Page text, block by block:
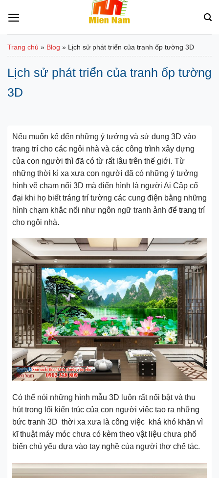
qua
Trang chủ » Blog » Lịch sử phát triển của tranh ốp tường 3D
Lịch sử phát triển của tranh ốp tường
3D
Nếu muốn kể đến những ý tưởng và sử dụng 3D vào
trang trí cho các ngôi nhà và các công trình xây dựng
của con người thì đã có từ rất lâu trên thế giới. Từ
những thời kì xa xưa con người đã có những ý tưởng
hình vẽ chạm nổi 3D mà điển hình là người Ai Cập cổ
đại khi họ biết tráng trí tường các cung điện bằng những
hình chạm khắc nổi như ngôn ngữ tranh ảnh để trang trí
cho ngôi nhà.
Có thể nói những hình mẫu 3D luôn rất nổi bật và thu
hút trong lối kiến trúc của con người việc tạo ra những
bức tranh 3D thời xa xưa là công việc khá khó khăn vì
kĩ thuật máy móc chưa có kèm theo vật liệu chưa phổ
biến chủ yếu dựa vào tay nghề của người thợ chế tác.